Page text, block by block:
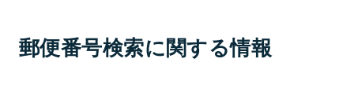
郵便番号検索に関する情報